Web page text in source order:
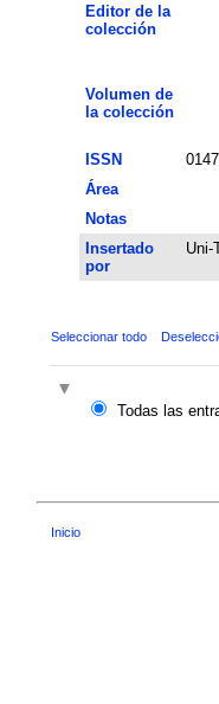
Editor de la
colección
Volumen de
la colección
ISSN
Área
Notas
Insertado
por
Uni-
Seleccionar todo
Todas las
Inicio